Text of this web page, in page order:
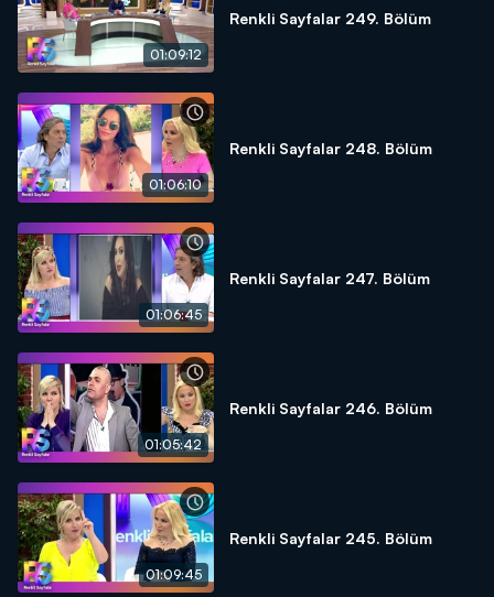
01:09:12
Renkli Sayfalar 249. Bölüm
01:06:10
Renkli Sayfalar 248. Bölüm
01:06:45
Renkli Sayfalar 247. Bölüm
01:05:42
Renkli Sayfalar 246. Bölüm
01:09:45
Renkli Sayfalar 245. Bölüm